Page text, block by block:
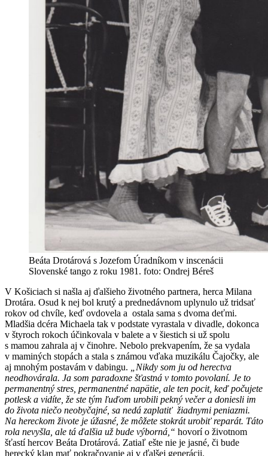
Beáta Drotárová s Jozefom Úradníkom v inscenácii
Slovenské tango z roku 1981. foto: Ondrej Béreš
V Košiciach si našla aj ďalšieho životného partnera, herca Milana
Drotára. Osud k nej bol krutý a prednedávnom uplynulo už tridsať
rokov od chvíle, keď ovdovela a ostala sama s dvoma deťmi.
Mladšia dcéra Michaela tak v podstate vyrastala v divadle, dokonca
v štyroch rokoch účinkovala v balete a v šiestich si už spolu
s mamou zahrala aj v činohre. Nebolo prekvapením, že sa vydala
v maminých stopách a stala s známou vďaka muzikálu Čajočky, ale
aj mnohým postavám v dabingu.
„Nikdy som ju od herectva
neodhovárala. Ja som paradoxne šťastná v tomto povolaní. Je to
permanentný stres, permanentné napätie, ale ten pocit, keď počujete
potlesk a vidíte, že ste tým ľuďom urobili pekný večer a doniesli im
do života niečo neobyčajné, sa nedá zaplatiť žiadnymi peniazmi.
Na hereckom živote je úžasné, že môžete stokrát urobiť reparát. Táto
rola nevyšla, ale tá ďalšia už bude výborná,“ hovorí o životnom
šťastí hercov Beáta Drotárová. Zatiaľ ešte nie je jasné, či bude
herecký klan mať pokračovanie aj v ďalšej generácii.